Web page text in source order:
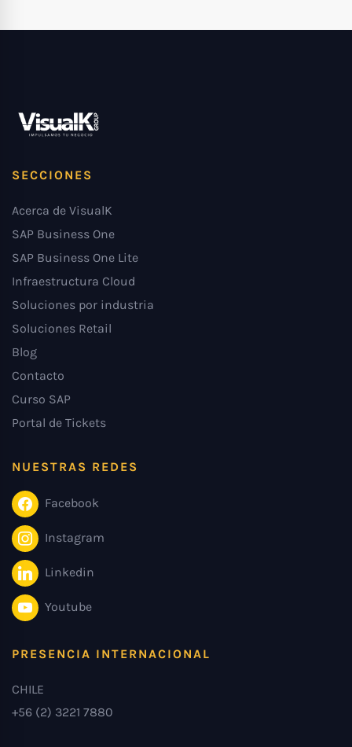
SECCIONES
Acerca de VisualK
SAP Business One
SAP Business One Lite
Infraestructura Cloud
Soluciones por industria
Soluciones Retail
Blog
Contacto
Curso SAP
Portal de Tickets
NUESTRAS REDES
Facebook
Instagram
Linkedin
Youtube
PRESENCIA INTERNACIONAL
CHILE
+56 (2) 3221 7880